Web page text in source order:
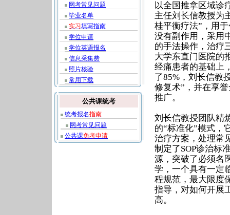
网考常见问题
毕业名单
实习 填写指南
学位申请
学位英语报名
信息采集费
照片核验
常用下载
公共课统考
统考报名指南
网考常见问题
公共课免考申请
以全国推拿区域诊
主任刘长信教授为
桂平衡疗法”，用
没有副作用，采用
的手法操作，治疗
大学东直门医院的
经痛患者的基础上
了85%，刘长信教
修复术”，并在享
推广。
刘长信教授团队精
的“标准化”模式，
治疗方案，处理常
制定了SOP诊治标
源，突破了必须名
学，一个具有一定
程规范，最大限度
指导，对如何开展
高。